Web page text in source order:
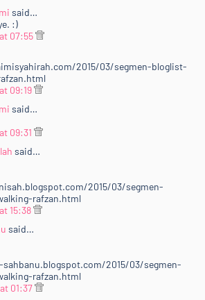
style="text-align: justify;">
<div>
align: center;">
<br /></div>
<br /></div>
said…
:)
07:55
2015/03/segmen-bloglist-
09:19
said…
09:31
said…
2015/03/segmen-
rafzan.html
15:38
said…
2015/03/segmen-
rafzan.html
01:37